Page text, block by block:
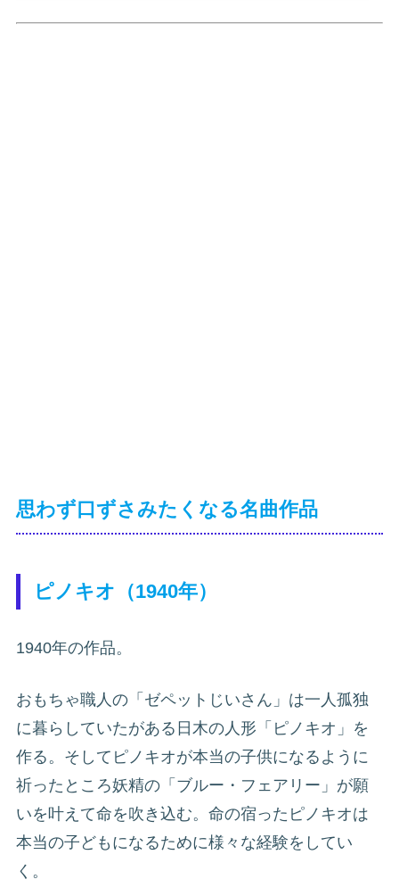
思わず口ずさみたくなる名曲作品
ピノキオ（1940年）
1940年の作品。
おもちゃ職人の「ゼペットじいさん」は一人孤独
に暮らしていたがある日木の人形「ピノキオ」を
作る。そしてピノキオが本当の子供になるように
祈ったところ妖精の「ブルー・フェアリー」が願
いを叶えて命を吹き込む。命の宿ったピノキオは
本当の子どもになるために様々な経験をしてい
く。